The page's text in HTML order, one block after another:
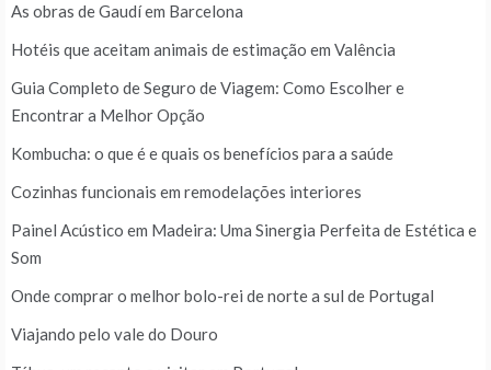
As obras de Gaudí em Barcelona
Hotéis que aceitam animais de estimação em Valência
Guia Completo de Seguro de Viagem: Como Escolher e
Encontrar a Melhor Opção
Kombucha: o que é e quais os benefícios para a saúde
Cozinhas funcionais em remodelações interiores
Painel Acústico em Madeira: Uma Sinergia Perfeita de Estética e
Som
Onde comprar o melhor bolo-rei de norte a sul de Portugal
Viajando pelo vale do Douro